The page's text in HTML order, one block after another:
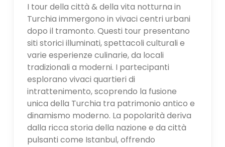
I tour della città & della vita notturna in
Turchia immergono in vivaci centri urbani
dopo il tramonto. Questi tour presentano
siti storici illuminati, spettacoli culturali e
varie esperienze culinarie, da locali
tradizionali a moderni. I partecipanti
esplorano vivaci quartieri di
intrattenimento, scoprendo la fusione
unica della Turchia tra patrimonio antico e
dinamismo moderno. La popolarità deriva
dalla ricca storia della nazione e da città
pulsanti come Istanbul, offrendo